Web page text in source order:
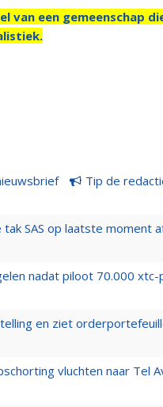
van een gemeenschap
Tip de
SAS op laatste moment
nadat piloot 70.000 xtc-
en ziet
vluchten naar Tel